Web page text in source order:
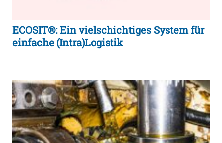
ECOSIT®: Ein vielschichtiges System für
einfache (Intra)Logistik